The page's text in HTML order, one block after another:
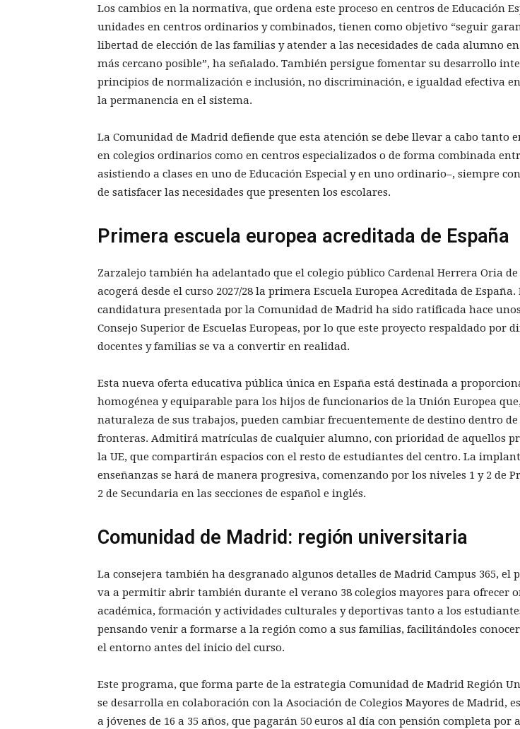
Los cambios en la normativa, que ordena este proceso en centros de Educación
unidades en centros ordinarios y combinados, tienen como objetivo “seguir
libertad de elección de las familias y atender a las necesidades de cada alumno
más cercano posible”, ha señalado. También persigue fomentar su desarrollo
principios de normalización e inclusión, no discriminación, e igualdad efectiva en
la permanencia en el sistema.
La Comunidad de Madrid defiende que esta atención se debe llevar a cabo tanto
en colegios ordinarios como en centros especializados o de forma combinada
asistiendo a clases en uno de Educación Especial y en uno ordinario–, siempre
de satisfacer las necesidades que presenten los escolares.
Primera escuela europea acreditada de España
Zarzalejo también ha adelantado que el colegio público Cardenal Herrera Oria
acogerá desde el curso 2027/28 la primera Escuela Europea Acreditada de España.
candidatura presentada por la Comunidad de Madrid ha sido ratificada hace
Consejo Superior de Escuelas Europeas, por lo que este proyecto respaldado por
docentes y familias se va a convertir en realidad.
Esta nueva oferta educativa pública única en España está destinada a
homogénea y equiparable para los hijos de funcionarios de la Unión Europea
naturaleza de sus trabajos, pueden cambiar frecuentemente de destino dentro de
fronteras. Admitirá matrículas de cualquier alumno, con prioridad de aquellos
la UE, que compartirán espacios con el resto de estudiantes del centro. La
enseñanzas se hará de manera progresiva, comenzando por los niveles 1 y 2 de
2 de Secundaria en las secciones de español e inglés.
Comunidad de Madrid: región universitaria
La consejera también ha desgranado algunos detalles de Madrid Campus 365, el
va a permitir abrir también durante el verano 38 colegios mayores para ofrecer
académica, formación y actividades culturales y deportivas tanto a los
pensando venir a formarse a la región como a sus familias, facilitándoles
el entorno antes del inicio del curso.
Este programa, que forma parte de la estrategia Comunidad de Madrid Región
se desarrolla en colaboración con la Asociación de Colegios Mayores de Madrid,
a jóvenes de 16 a 35 años, que pagarán 50 euros al día con pensión completa por